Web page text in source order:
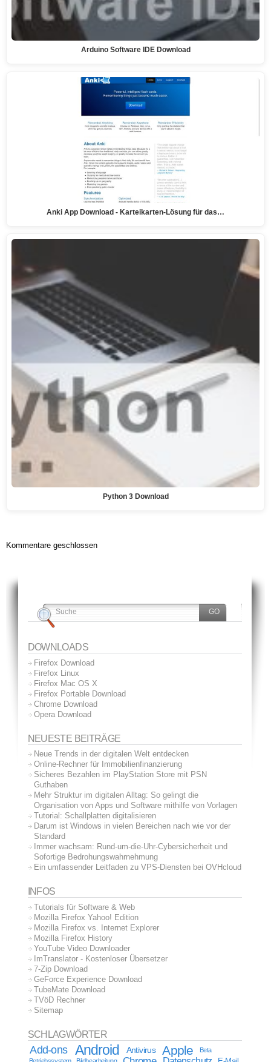
Arduino Software IDE Download
Anki App Download - Karteikarten-Lösung für das…
Python 3 Download
Kommentare geschlossen
DOWNLOADS
Firefox Download
Firefox Linux
Firefox Mac OS X
Firefox Portable Download
Chrome Download
Opera Download
NEUESTE BEITRÄGE
Neue Trends in der digitalen Welt entdecken
Online-Rechner für Immobilienfinanzierung
Sicheres Bezahlen im PlayStation Store mit PSN
Guthaben
Mehr Struktur im digitalen Alltag: So gelingt die
Organisation von Apps und Software mithilfe von Vorlagen
Tutorial: Schallplatten digitalisieren
Darum ist Windows in vielen Bereichen nach wie vor der
Standard
Immer wachsam: Rund-um-die-Uhr-Cybersicherheit und
Sofortige Bedrohungswahrnehmung
Ein umfassender Leitfaden zu VPS-Diensten bei OVHcloud
INFOS
Tutorials für Software & Web
Mozilla Firefox Yahoo! Edition
Mozilla Firefox vs. Internet Explorer
Mozilla Firefox History
YouTube Video Downloader
ImTranslator - Kostenloser Übersetzer
7-Zip Download
GeForce Experience Download
TubeMate Download
TVöD Rechner
Sitemap
SCHLAGWÖRTER
Add-ons Android Antivirus Apple
Beta